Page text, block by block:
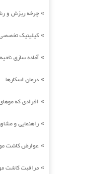
» چرخه ریزش و
» کیلینیک
»آماده سازی
» درمان اسکارها
» افرادی که
» راهنمایی و
» عوارض کاشت
» مراقبت کاشت